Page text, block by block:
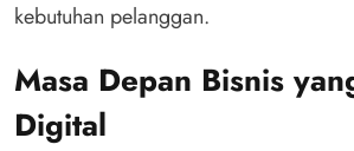
kebutuhan pelanggan.
Masa Depan Bisnis
Digital